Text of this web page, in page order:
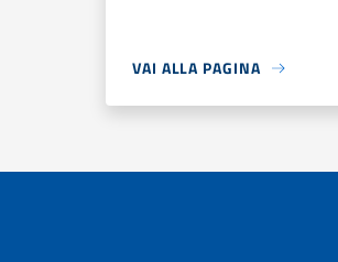
VAI ALLA PAGINA